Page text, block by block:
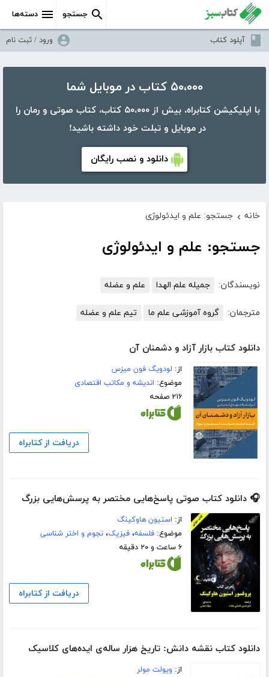
دسته‌ها جستجو
آپلود کتاب ورود / ثبت نام
۵۰،۰۰۰ کتاب در موبایل شما
با اپلیکیشن کتابراه، بیش از ۵۰،۰۰۰ کتاب، کتاب صوتی و رمان را
در موبایل و تبلت خود داشته باشید!
دانلود و نصب رایگان
خانه › جستجو: علم و ایدئولوژی
جستجو: علم و ایدئولوژی
نویسندگان: جمیله‌ علم ‌الهدا علم و عضله
مترجمان: گروه آموزشی علم ما تیم علم و عضله
دانلود کتاب بازار آزاد و دشمنان آن
از: لودویگ فون میزس
موضوع: اندیشه و مکاتب اقتصادی
۲۱۶ صفحه
دریافت از کتابراه
🎧 دانلود کتاب صوتی پاسخ‌هایی مختصر به پرسش‌هایی بزرگ
از: استیون هاوکینگ
موضوع:فلسفه،فیزیک،نجوم و اختر شناسی
۶ ساعت و ۲۰ دقیقه
دریافت از کتابراه
دانلود کتاب نقشه‌ دانش: تاریخ هزار ساله‌ی ایده‌های کلاسیک
از: ویولت مولر